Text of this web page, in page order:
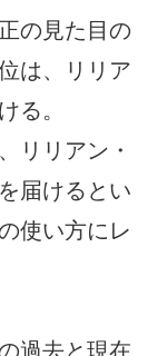
の見た目の
は、リリア
る。
リリアン・
届けるとい
使い方にレ
過去と現在